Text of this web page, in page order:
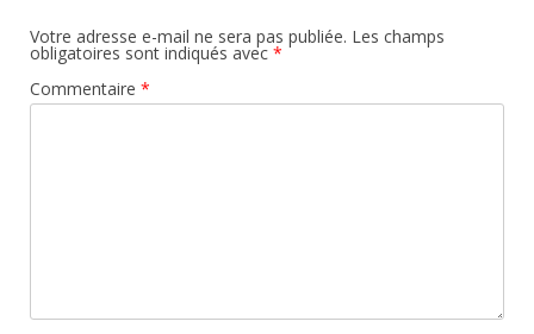
Votre adresse e-mail ne sera pas publiée. Les champs
obligatoires sont indiqués avec *
Commentaire *